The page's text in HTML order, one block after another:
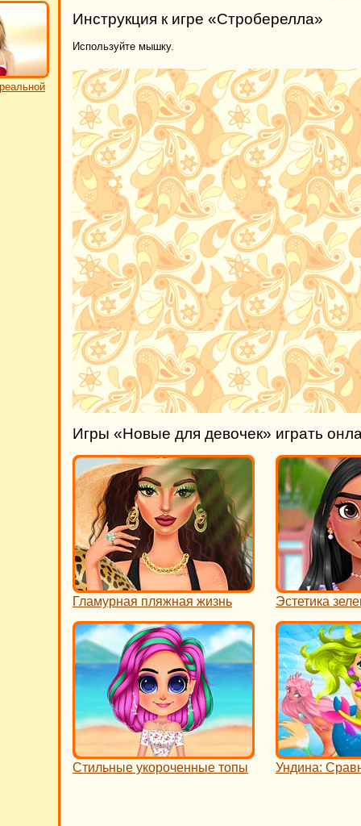
Инструкция к игре «Строберелла»
Используйте мышку.
Игры «Новые для девочек» играть
Гламурная пляжная жизнь Эстетика
Стильные укороченные топы Ундина: